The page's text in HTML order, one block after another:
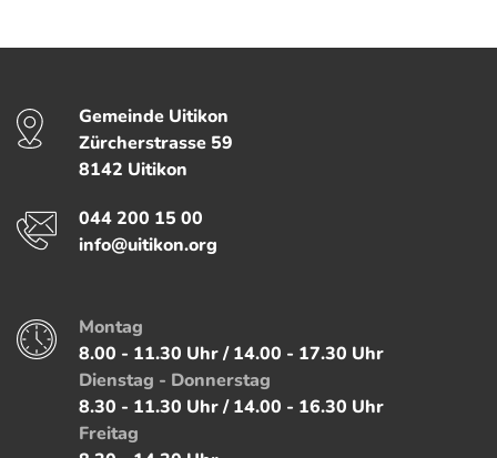
KontaktGemeinde Uitikon
Zürcherstrasse 59
8142 Uitikon
Telefon
044 200 15 00
E-Mail
info@uitikon.org
Öffnungszeiten
Montag
8.00 - 11.30 Uhr / 14.00 - 17.30 Uhr
Dienstag - Donnerstag
8.30 - 11.30 Uhr / 14.00 - 16.30 Uhr
Freitag